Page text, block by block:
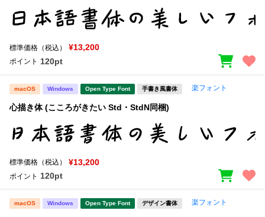
お問い合わせ
文字種類
価格帯
標準価格（税込） ¥13,200
ポイント 120pt
macOS Windows Open Type Font 手書き風書体 楽フォント
心描き体 (こころがきたい Std・StdN同梱)
標準価格（税込） ¥13,200
ポイント 120pt
macOS Windows Open Type Font デザイン書体 楽フォント